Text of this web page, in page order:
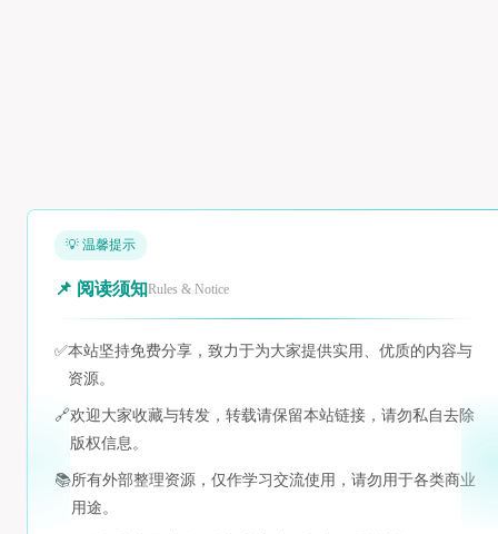
💡 温馨提示
📌 阅读须知Rules & Notice
✅本站坚持免费分享，致力于为大家提供实用、优质的内容与
资源。
🔗欢迎大家收藏与转发，转载请保留本站链接，请勿私自去除
版权信息。
📚所有外部整理资源，仅作学习交流使用，请勿用于各类商业
用途。